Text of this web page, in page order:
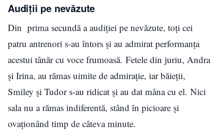
Audiții pe nevăzute
Din prima secundă a audiției pe nevăzute, toți cei
patru antrenori s-au întors și au admirat performanța
acestui tânăr cu voce frumoasă. Fetele din juriu, Andra
și Irina, au rămas uimite de admirație, iar băieții,
Smiley și Tudor s-au ridicat și au dat mâna cu el. Nici
sala nu a rămas indiferentă, stând în picioare și
ovaționând timp de câteva minute.